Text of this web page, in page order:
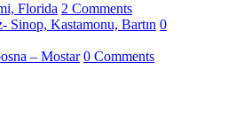
Florida 2 Comments
Sinop, Kastamonu, Bartın 0
– Mostar 0 Comments